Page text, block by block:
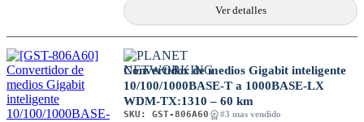
Ver detalles
Convertidor de medios Gigabit inteligente
10/100/1000BASE-T a 1000BASE-LX
WDM-TX:1310 – 60 km
SKU: GST-806A60 #3 mas vendido